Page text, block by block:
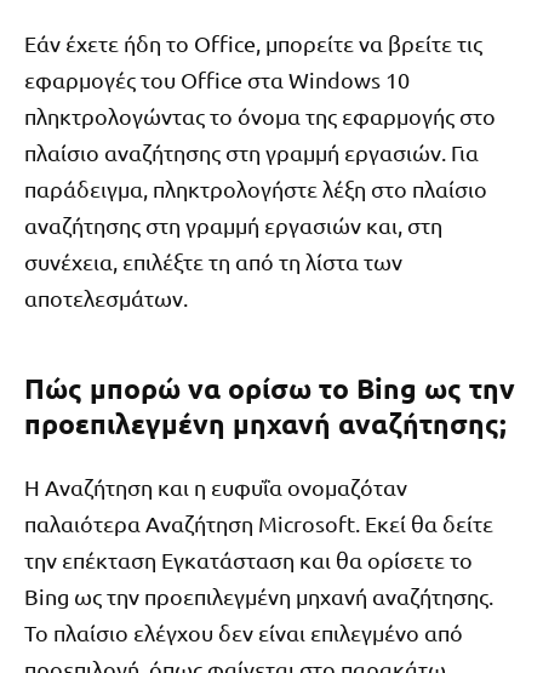
Εάν έχετε ήδη το Office, μπορείτε να βρείτε τις
εφαρμογές του Office στα Windows 10
πληκτρολογώντας το όνομα της εφαρμογής στο
πλαίσιο αναζήτησης στη γραμμή εργασιών. Για
παράδειγμα, πληκτρολογήστε λέξη στο πλαίσιο
αναζήτησης στη γραμμή εργασιών και, στη
συνέχεια, επιλέξτε τη από τη λίστα των
αποτελεσμάτων.
Πώς μπορώ να ορίσω το Bing ως την
προεπιλεγμένη μηχανή αναζήτησης;
Η Αναζήτηση και η ευφυΐα ονομαζόταν
παλαιότερα Αναζήτηση Microsoft. Εκεί θα δείτε
την επέκταση Εγκατάσταση και θα ορίσετε το
Bing ως την προεπιλεγμένη μηχανή αναζήτησης.
Το πλαίσιο ελέγχου δεν είναι επιλεγμένο από